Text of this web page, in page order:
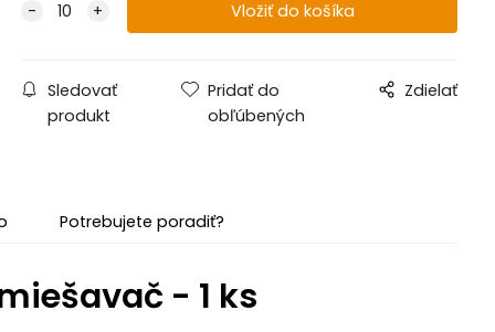
Sledovať
produkt
Pridať do
obľúbených
Zdielať
Potrebujete poradiť?
- 1 ks